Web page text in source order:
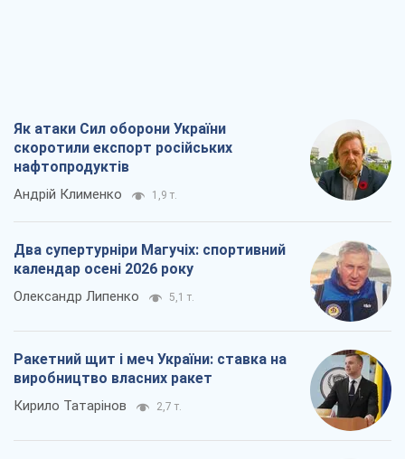
Як атаки Сил оборони України
скоротили експорт російських
нафтопродуктів
Андрій Клименко 1,9 т.
Два супертурніри Магучіх: спортивний
календар осені 2026 року
Олександр Липенко 5,1 т.
Ракетний щит і меч України: ставка на
виробництво власних ракет
Кирило Татарінов 2,7 т.